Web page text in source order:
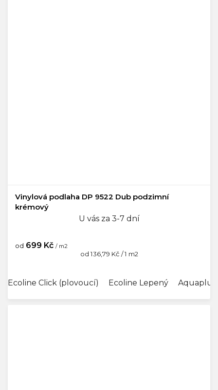
Vinylová podlaha DP 9522 Dub podzimní
krémový
U vás za 3-7 dní
od 699 Kč / m2
Měrná
od 136,79 Kč / 1 m2
Ecoline Click (plovoucí) Ecoline Lepený Aquaplus